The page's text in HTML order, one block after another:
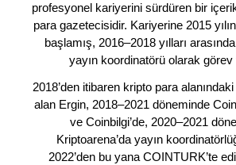
profesyonel kariyerini sürdüren bir
para gazetecisidir. Kariyerine 2015
başlamış, 2016–2018 yılları
yayın koordinatörü olarak görev
2018’den itibaren kripto para
alan Ergin, 2018–2021 döneminde
ve Coinbilgi’de, 2020–2021
Kriptoarena’da yayın
2022’den bu yana COINTURK’te